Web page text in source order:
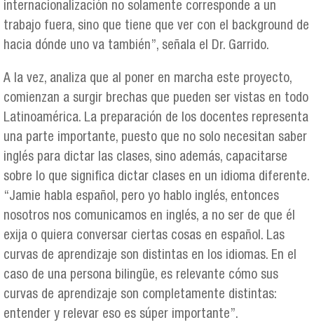
internacionalización no solamente corresponde a un
trabajo fuera, sino que tiene que ver con el background de
hacia dónde uno va también”, señala el Dr. Garrido.
A la vez, analiza que al poner en marcha este proyecto,
comienzan a surgir brechas que pueden ser vistas en todo
Latinoamérica. La preparación de los docentes representa
una parte importante, puesto que no solo necesitan saber
inglés para dictar las clases, sino además, capacitarse
sobre lo que significa dictar clases en un idioma diferente.
“Jamie habla español, pero yo hablo inglés, entonces
nosotros nos comunicamos en inglés, a no ser de que él
exija o quiera conversar ciertas cosas en español. Las
curvas de aprendizaje son distintas en los idiomas. En el
caso de una persona bilingüe, es relevante cómo sus
curvas de aprendizaje son completamente distintas:
entender y relevar eso es súper importante”.